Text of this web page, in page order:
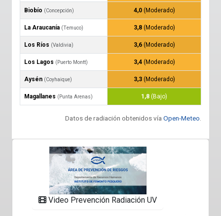
Biobío (Concepción) 4,0(Moderado)
La Araucanía (Temuco) 3,8(Moderado)
Los Ríos (Valdivia) 3,6(Moderado)
Los Lagos (Puerto Montt) 3,4(Moderado)
Aysén (Coyhaique) 3,3(Moderado)
Magallanes (Punta Arenas) 1,8 (Bajo)
Datos de radiación obtenidos vía Open-Meteo
Video Prevención Radiación UV